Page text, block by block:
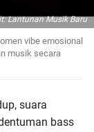
Lantunan Musik Baru
vibe emosional
musik secara
suara
bass